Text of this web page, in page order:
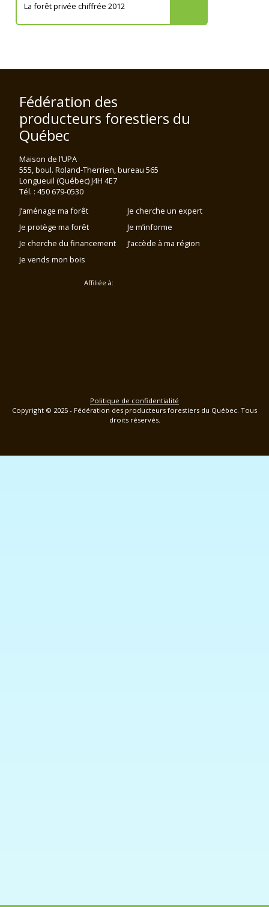
La forêt privée chiffrée 2012
Fédération des
producteurs forestiers du
Québec
Maison de l’UPA
555, boul. Roland-Therrien, bureau 565
Longueuil (Québec) J4H 4E7
Tél. : 450 679-0530
J’aménage ma forêt
Je protège ma forêt
Je cherche du financement
Je vends mon bois
Je cherche un expert
Je m’informe
J’accède à ma région
Affiliée à:
Politique de confidentialité
Copyright © 2025 - Fédération des producteurs forestiers du Québec. Tous
droits réservés.